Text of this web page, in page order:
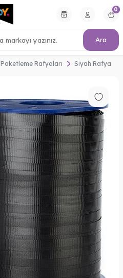
Ara
0
Paketleme Rafyaları Siyah Rafya